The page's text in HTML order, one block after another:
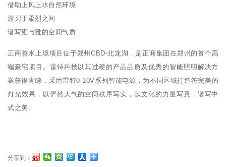
借助上风上水自然环境
游刃于柔烈之间
谱写雍与雅的空间气质
正商善水上境项目位于郑州CBD-北龙湖，是正商集团在郑州的首个高
端豪宅项目。雷特科技以其过硬的产品品质及优秀的智能照明解决方
案获得青睐，采用雷特0-10V系列智能电源，为不同区域打造符完美的
灯光效果，以俨然大气的空间秩序写实，以文化的力量写意，谱写中
式之美。
分享到：